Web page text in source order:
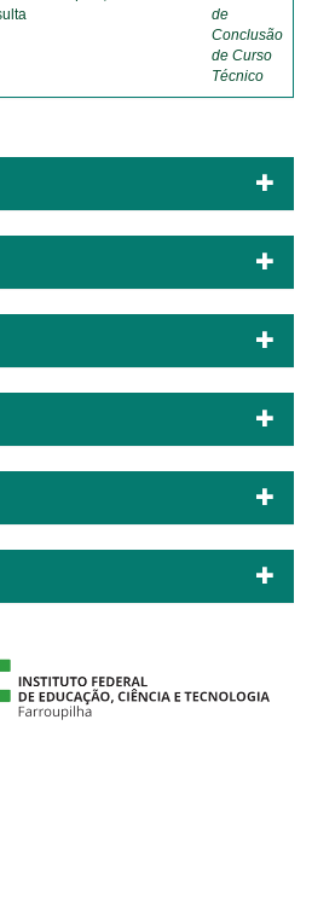
de
Conclusão
de Curso
Técnico